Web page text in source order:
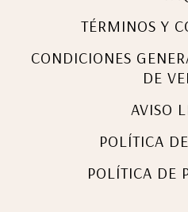
TÉRMINOS Y
CONDICIONES
DE
AVISO
POLÍTICA
POLÍTICA DE